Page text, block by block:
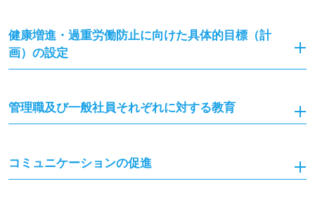
健康増進・過重労働防止に向けた具体的目標（計
画）の設定
管理職及び一般社員それぞれに対する教育
コミュニケーションの促進